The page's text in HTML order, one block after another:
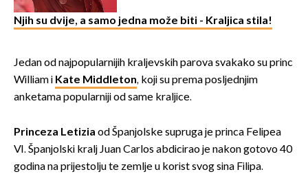
Njih su dvije, a samo jedna može biti - Kraljica stila!
Jedan od najpopularnijih kraljevskih parova svakako su princ
William i Kate Middleton, koji su prema posljednjim
anketama popularniji od same kraljice.
Princeza Letizia od Španjolske supruga je princa Felipea
VI. Španjolski kralj Juan Carlos abdicirao je nakon gotovo 40
godina na prijestolju te zemlje u korist svog sina Filipa.